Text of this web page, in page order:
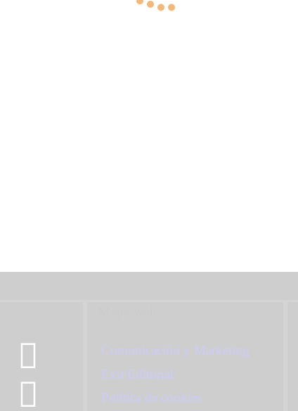
Comunicación y Marketing
Exit Editorial
Política de cookies